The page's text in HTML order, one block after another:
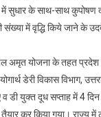
सुधार के साथ-साथ कुपोषण
संख्या में वृद्धि किये जाने के
अमृत योजना के तहत प्रदेश
डेरी विकास विभाग,
व डी युक्त दूध सप्ताह में 4
कर किया गया। राज्य